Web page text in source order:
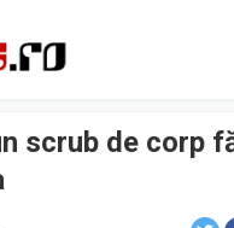
scrub de corp